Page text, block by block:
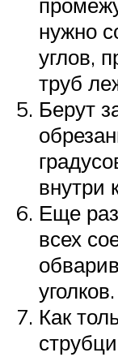
нужно
углов,
труб
Берут
внутри
Еще
всех
уголков.
Как